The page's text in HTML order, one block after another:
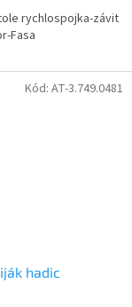
rychlospojka-závit
Fasa
hadic
Kód: AT-3.749.0481